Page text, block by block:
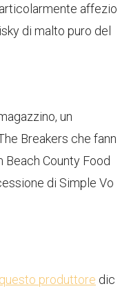
affezio
di malto puro del
Breakers che fann
County Food
di Simple Vo
questo produttore dic